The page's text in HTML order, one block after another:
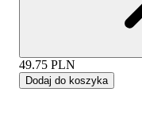
49.75 PLN
Dodaj do koszyka